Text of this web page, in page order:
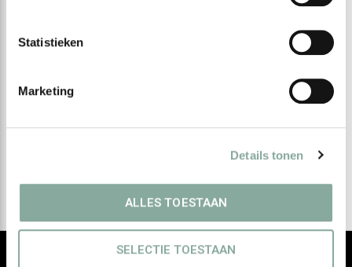
Statistieken
Marketing
Details tonen
ALLES TOESTAAN
SELECTIE TOESTAAN
Meld je aan voor onze
Ontvang de nieuwste aanbiedingen en promoties
De groothandel voor eerlijke & groene